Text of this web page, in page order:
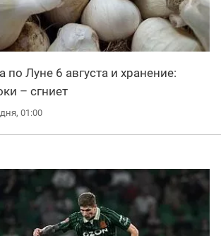
по Луне 6 августа и хранение:
– сгниет
01:00